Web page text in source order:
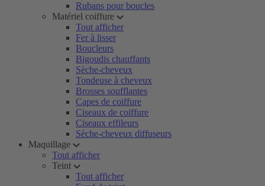
Rubans pour boucles
Matériel coiffure
Tout afficher
Fer à lisser
Boucleurs
Bigoudis chauffants
Sèche-cheveux
Tondeuse à cheveux
Brosses soufflantes
Capes de coiffure
Ciseaux de coiffure
Ciseaux effileurs
Sèche-cheveux diffuseurs
Maquillage
Tout afficher
Teint
Tout afficher